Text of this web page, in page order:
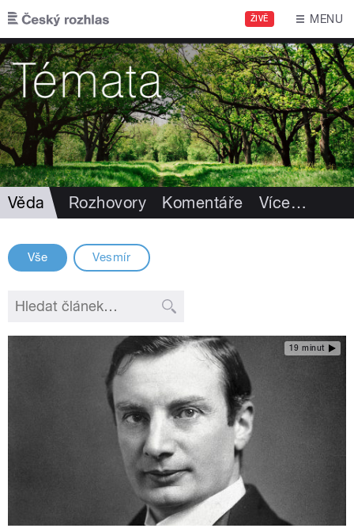
Přejít k hlavnímu obsahu
ŽIVĚ MENU
Věda Rozhovory Komentáře Více…
Vše Vesmír
19 minut